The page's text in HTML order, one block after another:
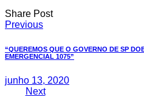
Share Post
Navegação
de
Post
Previous
“QUEREMOS QUE O GOVERNO DE SP
EMERGENCIAL 1075”
junho 13, 2020
Next